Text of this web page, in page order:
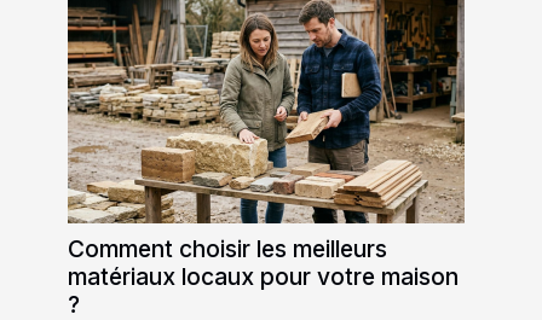
Comment choisir les meilleurs
matériaux locaux pour votre maison
?